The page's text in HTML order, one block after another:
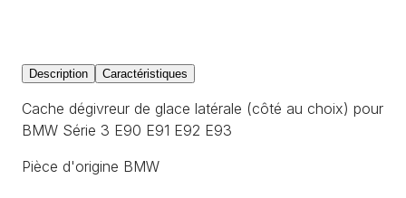
Description Caractéristiques
Cache dégivreur de glace latérale (côté au choix) pour
BMW Série 3 E90 E91 E92 E93
Pièce d'origine BMW